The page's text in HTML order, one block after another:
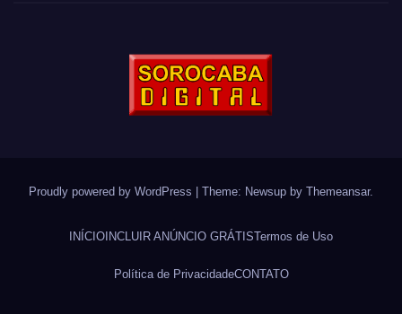
Proudly powered by WordPress Theme: Newsup by Themeansar.
INÍCIO INCLUIR ANÚNCIO GRÁTISTermos de Uso
Política de PrivacidadeCONTATO